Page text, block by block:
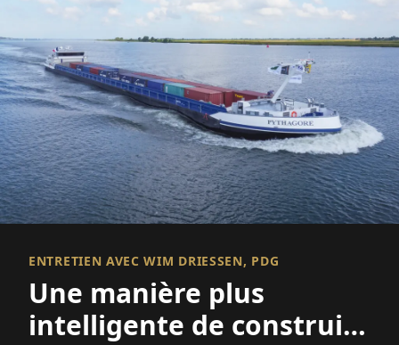
ENTRETIEN AVEC WIM DRIESSEN, PDG
Une manière plus
intelligente de construire